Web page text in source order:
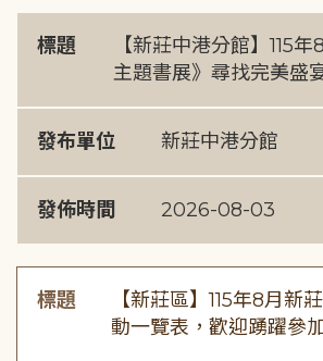
標題
【新莊中港分館】115
主題書展》尋找完美盛
發布單位 新莊中港分館
發佈時間 2026-08-03
標題
【新莊區】115年8月新
動一覽表，歡迎踴躍參加